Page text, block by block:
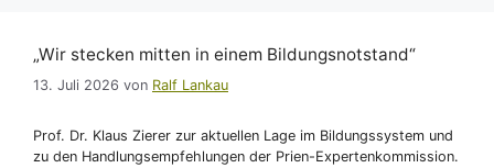
„Wir stecken mitten in einem Bildungsnotstand“
13. Juli 2026 von Ralf Lankau
Prof. Dr. Klaus Zierer zur aktuellen Lage im Bildungssystem und
zu den Handlungsempfehlungen der Prien-Expertenkommission.